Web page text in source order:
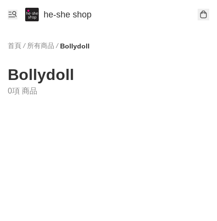
he-she shop
首頁 / 所有商品 / Bollydoll
Bollydoll
0項 商品